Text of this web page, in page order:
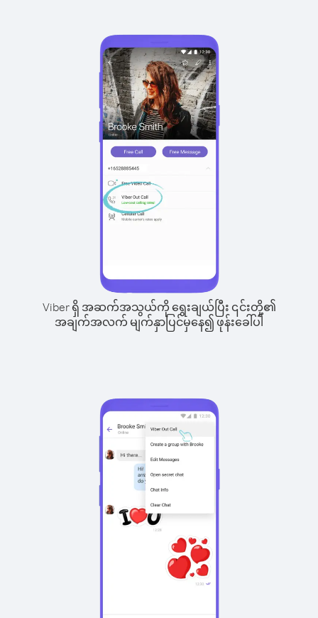
Viber ရှိ အဆက်အသွယ်ကို ရွေးချယ်ပြီး ၎င်းတို့၏
အချက်အလက် မျက်နှာပြင်မှနေ၍ ဖုန်းခေါ်ပါ